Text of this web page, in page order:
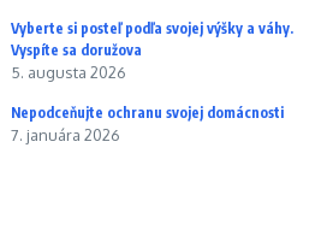
Vyberte si posteľ podľa svojej výšky a váhy.
Vyspíte sa doružova
5. augusta 2026
Nepodceňujte ochranu svojej domácnosti
7. januára 2026